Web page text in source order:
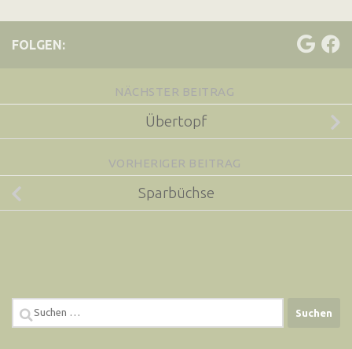
FOLGEN:
NÄCHSTER BEITRAG
Übertopf
VORHERIGER BEITRAG
Sparbüchse
Suchen
nach: